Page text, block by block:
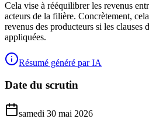
Cela vise à rééquilibrer les revenus
acteurs de la filière. Concrètement,
revenus des producteurs si les clauses
appliquées.
Résumé généré par IA
Date du scrutin
samedi 30 mai 2026